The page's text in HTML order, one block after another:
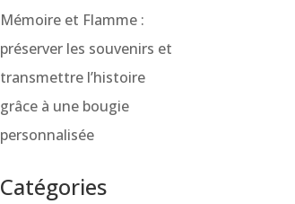
Mémoire et Flamme :
préserver les souvenirs et
transmettre l’histoire
grâce à une bougie
personnalisée
Catégories